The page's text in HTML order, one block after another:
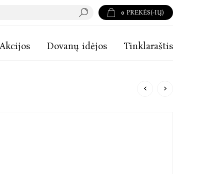
0 PREKĖS(-IŲ)
Akcijos Dovanų idėjos Tinklaraštis